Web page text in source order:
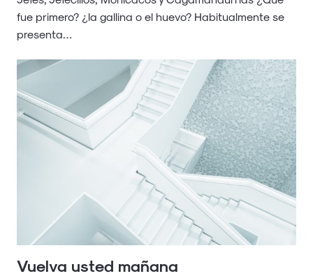
fue primero? ¿la gallina o el huevo? Habitualmente se
presenta…
Vuelva usted mañana